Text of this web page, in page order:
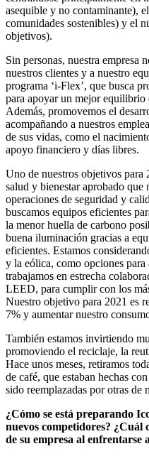
asequible y no contaminante),
comunidades sostenibles) y el
objetivos).
Sin personas, nuestra empresa
nuestros clientes y a nuestro
programa ‘i-Flex’, que busca
para apoyar un mejor
Además, promovemos el
acompañando a nuestros
de sus vidas, como el
apoyo financiero y días libres.
Uno de nuestros objetivos para
salud y bienestar aprobado que
operaciones de seguridad y
buscamos equipos eficientes
la menor huella de carbono
buena iluminación gracias a
eficientes. Estamos
y la eólica, como opciones
trabajamos en estrecha
LEED, para cumplir con los
Nuestro objetivo para 2021 es
7% y aumentar nuestro
También estamos invirtiendo
promoviendo el reciclaje, la
Hace unos meses, retiramos
de café, que estaban hechas
sido reemplazadas por otras de
¿Cómo se está preparando
nuevos competidores? ¿Cuál
de su empresa al enfrentarse